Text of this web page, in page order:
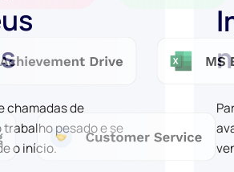
chamadas de
pesado e se
o início.